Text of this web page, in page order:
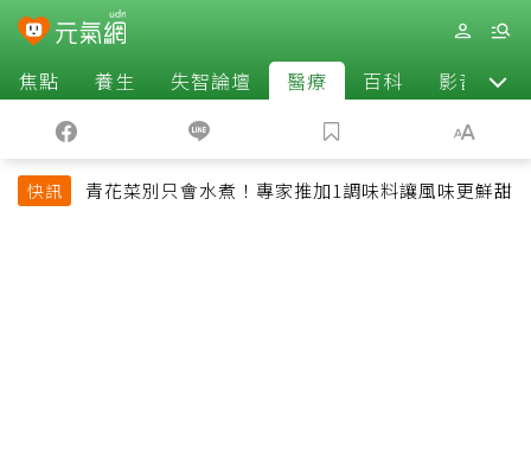
焦點 養生 失智論壇 醫療 百科 影音
快訊 青花菜別只會水煮！專家推加1調味料讓風味更鮮甜